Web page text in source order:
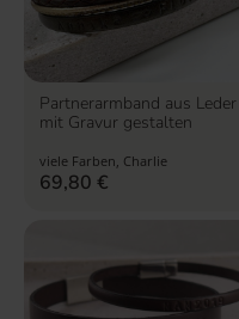
Partnerarmband aus Leder
mit Gravur gestalten
viele Farben, Charlie
69,80 €